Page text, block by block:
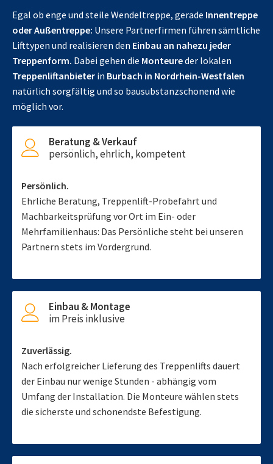
Egal ob enge und steile Wendeltreppe, gerade Innentreppe
oder Außentreppe: Unsere Partnerfirmen führen sämtliche
Lifttypen und realisieren den Einbau an nahezu jeder
Treppenform. Dabei gehen die Monteureder lokalen
Treppenliftanbieter in Burbach in Nordrhein-Westfalen
natürlich sorgfältig und so bausubstanzschonend wie
möglich vor.
Beratung & Verkauf
persönlich, ehrlich, kompetent
Persönlich.
Ehrliche Beratung, Treppenlift-Probefahrt und
Machbarkeitsprüfung vor Ort im Ein- oder
Mehrfamilienhaus: Das Persönliche steht bei unseren
Partnern stets im Vordergrund.
Einbau & Montage
im Preis inklusive
Zuverlässig.
Nach erfolgreicher Lieferung des Treppenlifts dauert
der Einbau nur wenige Stunden - abhängig vom
Umfang der Installation. Die Monteure wählen stets
die sicherste und schonendste Befestigung.